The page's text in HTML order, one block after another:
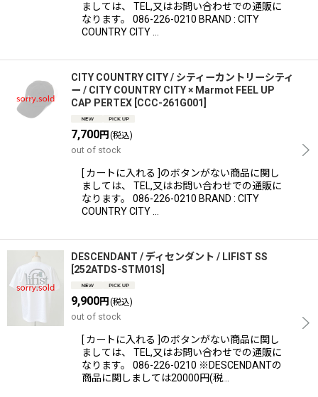
ましては、 TEL,又はお問い合わせでの通販に
なります。 086-226-0210 BRAND : CITY
COUNTRY CITY …
CITY COUNTRY CITY / シティーカントリーシティ
ー / CITY COUNTRY CITY × Marmot FEEL UP
CAP PERTEX CCC-261G001
7,700円 (税込)
out of stock
[ カートに入れる ]のボタンがない商品に関し
ましては、 TEL,又はお問い合わせでの通販に
なります。 086-226-0210 BRAND : CITY
COUNTRY CITY …
DESCENDANT / ディセンダント / LIFIST SS
252ATDS-STM01S
9,900円 (税込)
out of stock
[ カートに入れる ]のボタンがない商品に関し
ましては、 TEL,又はお問い合わせでの通販に
なります。 086-226-0210 ※DESCENDANTの
商品に関しましては20000円(税…